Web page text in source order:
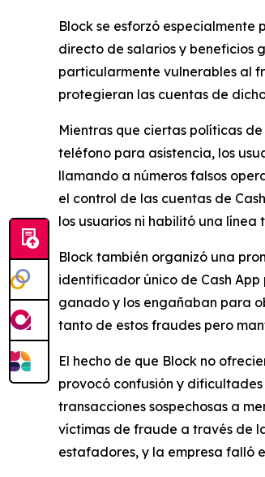
Block se esforzó
directo de salarios y beneficios
particularmente vulnerables al
protegieran las cuentas de
Mientras que ciertas políticas
teléfono para asistencia, los
llamando a números falsos
el control de las cuentas de
los usuarios ni habilitó una línea
Block también organizó una
identificador único de Cash
ganado y los engañaban para
tanto de estos fraudes pero
El hecho de que Block no
provocó confusión y
transacciones sospechosas a
víctimas de fraude a través de
estafadores, y la empresa falló